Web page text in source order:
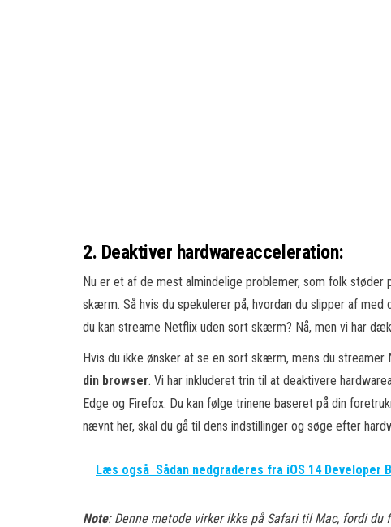
2. Deaktiver hardwareacceleration:
Nu er et af de mest almindelige problemer, som folk
skærm. Så hvis du spekulerer på, hvordan du slipper af
du kan streame Netflix uden sort skærm? Nå, men vi har
Hvis du ikke ønsker at se en sort skærm, mens du streamer
din browser. Vi har inkluderet trin til at deaktivere
Edge og Firefox. Du kan følge trinene baseret på din
nævnt her, skal du gå til dens indstillinger og søge efter
Læs også Sådan nedgraderes fra iOS 14 Developer
Note: Denne metode virker ikke på Safari til Mac, fordi